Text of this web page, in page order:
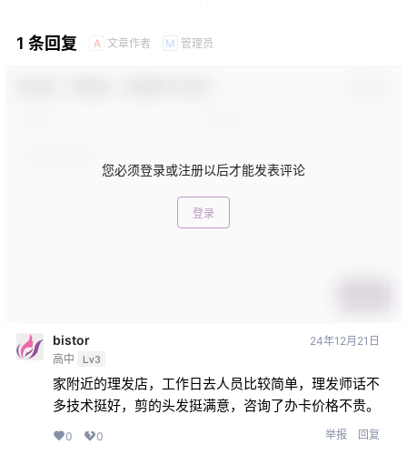
1 条回复 A 文章作者 M 管理员
您必须登录或注册以后才能发表评论
登录
bistor
高中 Lv3
24年12月21日
家附近的理发店，工作日去人员比较简单，理发师话不
多技术挺好，剪的头发挺满意，咨询了办卡价格不贵。
0 0 举报 回复